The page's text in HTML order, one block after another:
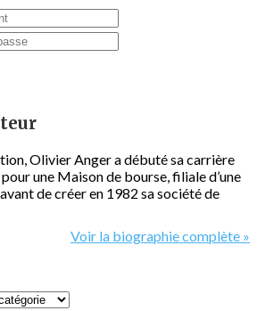
Olivier Anger a débuté sa carrière
une Maison de bourse, filiale d’une
de créer en 1982 sa société de
Voir la biographie complète »